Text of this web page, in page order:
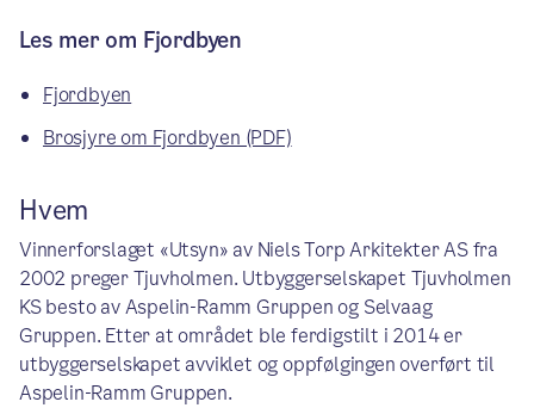
Les mer om Fjordbyen
Fjordbyen
Brosjyre om Fjordbyen (PDF)
Hvem
Vinnerforslaget «Utsyn» av Niels Torp Arkitekter AS fra
2002 preger Tjuvholmen. Utbyggerselskapet Tjuvholmen
KS besto av Aspelin-Ramm Gruppen og Selvaag
Gruppen. Etter at området ble ferdigstilt i 2014 er
utbyggerselskapet avviklet og oppfølgingen overført til
Aspelin-Ramm Gruppen.